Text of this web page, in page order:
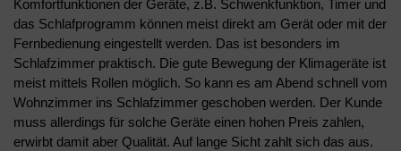
Komfortfunktionen der Geräte, z.B. Schwenkfunktion, Timer und
das Schlafprogramm können meist direkt am Gerät oder mit der
Fernbedienung eingestellt werden. Das ist besonders im
Schlafzimmer praktisch. Die gute Bewegung der Klimageräte ist
meist mittels Rollen möglich. So kann es am Abend schnell vom
Wohnzimmer ins Schlafzimmer geschoben werden. Der Kunde
muss allerdings für solche Geräte einen hohen Preis zahlen,
erwirbt damit aber Qualität. Auf lange Sicht zahlt sich das aus.